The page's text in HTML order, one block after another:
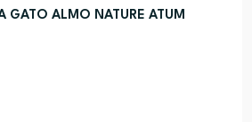
GATO ALMO NATURE ATUM